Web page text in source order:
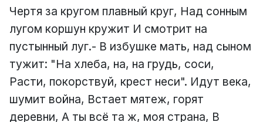
Чертя за кругом плавный круг, Над сонным
лугом коршун кружит И смотрит на
пустынный луг.- В избушке мать, над сыном
тужит: "На хлеба, на, на грудь, соси,
Расти, покорствуй, крест неси". Идут века,
шумит война, Встает мятеж, горят
деревни, А ты всё та ж, моя страна, В